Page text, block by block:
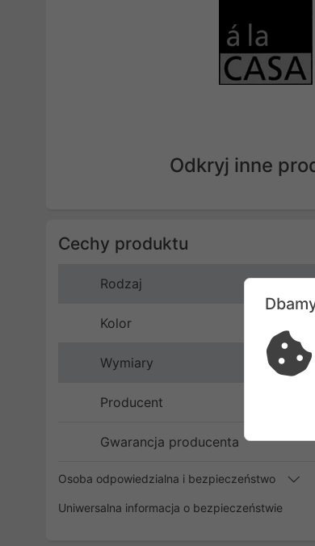
Odkryj inne
Cechy produktu
Rodzaj
Kolor
Wymiary
Producent
Gwarancja producenta
Osoba odpowiedzialna i bezpieczeństwo
Uniwersalna informacja o bezpieczeństwie